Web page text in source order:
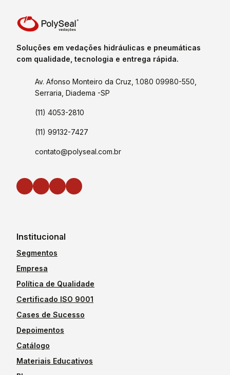
Soluções em vedações hidráulicas e pneumáticas
com qualidade, tecnologia e entrega rápida.
Av. Afonso Monteiro da Cruz, 1.080 09980-550,
Serraria, Diadema -SP
(11) 4053-2810
(11) 99132-7427
contato@polyseal.com.br
Institucional
Segmentos
Empresa
Política de Qualidade
Certificado ISO 9001
Cases de Sucesso
Depoimentos
Catálogo
Materiais Educativos